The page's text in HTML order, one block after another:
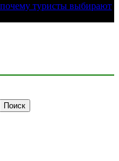
туристы выбирают